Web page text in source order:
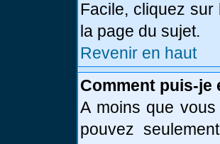
Facile, cliquez
la page du sujet.
Revenir en haut
Comment puis-je
A moins que
pouvez